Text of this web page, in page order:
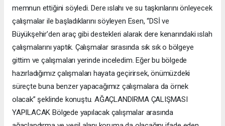
memnun ettiğini söyledi. Dere ıslahı ve su taşkınlarını önleyecek
çalışmalar ile başladıklarını söyleyen Esen, “DSİ ve
Büyükşehir’den araç gibi destekleri alarak dere kenarındaki ıslah
çalışmalarını yaptık. Çalışmalar sırasında sık sık o bölgeye
gittim ve çalışmaları yerinde inceledim. Eğer bu bölgede
hazırladığımız çalışmaları hayata geçirirsek, önümüzdeki
süreçte buna benzer yapacağımız çalışmalara da örnek
olacak” şeklinde konuştu. AĞAÇLANDIRMA ÇALIŞMASI
YAPILACAK Bölgede yapılacak çalışmalar arasında